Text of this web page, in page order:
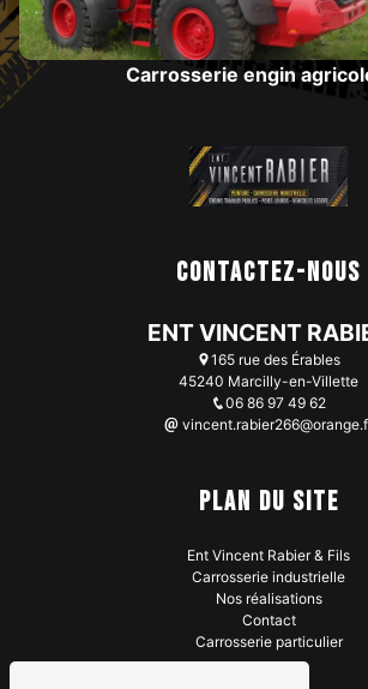
Carrosserie engin
Contactez-nous
ENT VINCENT
165 rue des Érables
45240 Marcilly-en-Villette
06 86 97 49 62
Plan du site
Ent Vincent Rabier & Fils
Carrosserie industrielle
Nos réalisations
Contact
Carrosserie particulier